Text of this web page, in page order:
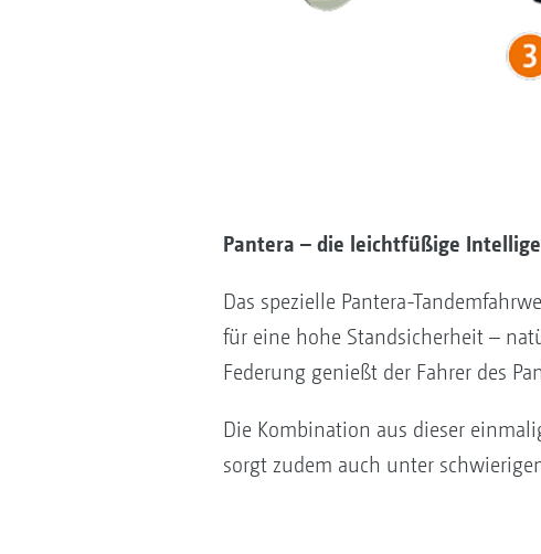
Pantera – die leichtfüßige
Das spezielle Pantera-
für eine hohe Standsicherheit –
Federung genießt der Fahrer des
Die Kombination aus dieser
sorgt zudem auch unter